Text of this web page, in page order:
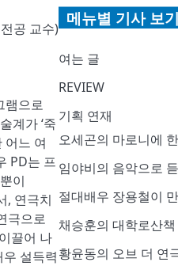
공 교수)
램으로
계가‘죽
어느 여
PD는 프
이
, 연극치
극으로
끌어 나
설득력
메뉴별 기사 보기
여는 글
REVIEW
기획 연재
오세곤의 마로니에
임야비의 음악으로
절대배우 장용철이
채승훈의 대학로산책
황윤동의 오브 더 연